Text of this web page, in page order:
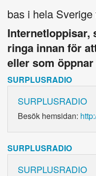
bas i hela
Internetloppisar,
ringa innan för
eller som
SURPLUSRADIO
SURPLUSRADIO
Besök hemsidan:
SURPLUSRADIO
SURPLUSRADIO